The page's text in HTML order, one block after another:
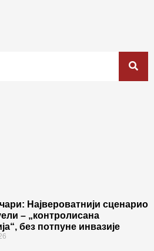
Највероватнији сценарио
– „контролисана
без потпуне инвазије